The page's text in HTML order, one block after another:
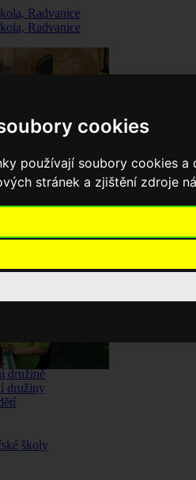
cookies
používají soubory cookies a
stránek a zjištění zdroje
školy
družině
družiny
školy